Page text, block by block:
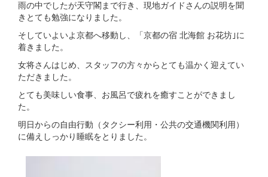
雨の中でしたが天守閣まで行き、現地ガイドさんの説明を聞
きとても勉強になりました。
そしていよいよ京都へ移動し、「京都の宿 北海館 お花坊｣に
着きました。
女将さんはじめ、スタッフの方々からとても温かく迎えてい
ただきました。
とても美味しい食事、お風呂で疲れを癒すことができまし
た。
明日からの自由行動（タクシー利用・公共の交通機関利用）
に備えしっかり睡眠をとりました。